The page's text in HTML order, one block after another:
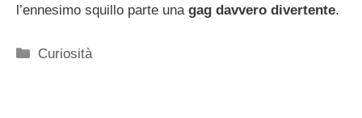
l’ennesimo squillo parte una gag davvero divertente.
Categorie
Curiosità